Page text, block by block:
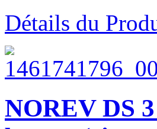
Détails du
NOREV DS